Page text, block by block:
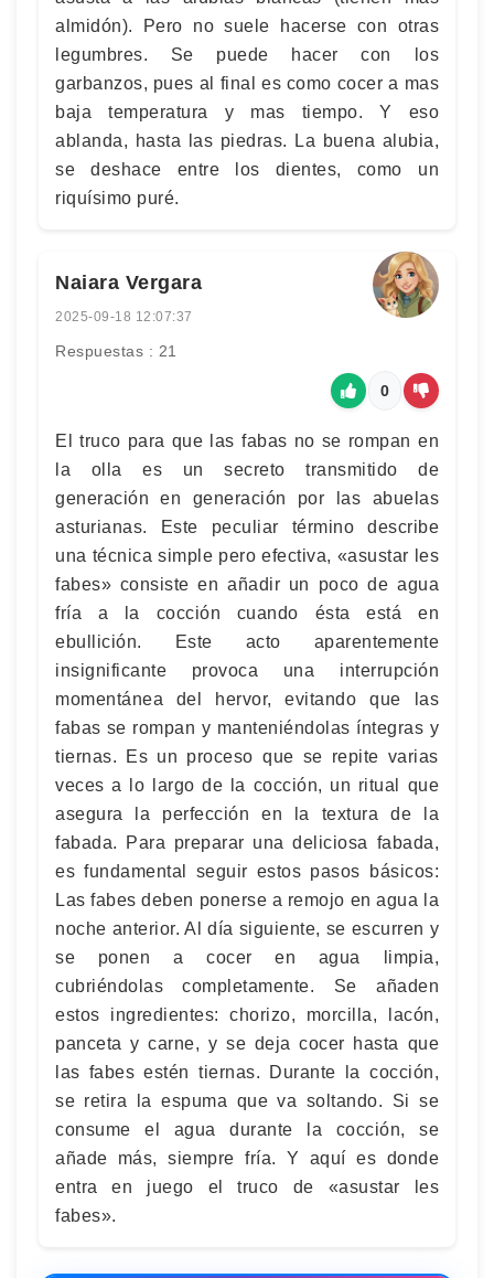
almidón). Pero no suele hacerse con otras
legumbres. Se puede hacer con los
garbanzos, pues al final es como cocer a mas
baja temperatura y mas tiempo. Y eso
ablanda, hasta las piedras. La buena alubia,
se deshace entre los dientes, como un
riquísimo puré.
Naiara Vergara
2025-09-18 12:07:37
Respuestas : 21
0
El truco para que las fabas no se rompan en
la olla es un secreto transmitido de
generación en generación por las abuelas
asturianas. Este peculiar término describe
una técnica simple pero efectiva, «asustar les
fabes» consiste en añadir un poco de agua
fría a la cocción cuando ésta está en
ebullición. Este acto aparentemente
insignificante provoca una interrupción
momentánea del hervor, evitando que las
fabas se rompan y manteniéndolas íntegras y
tiernas. Es un proceso que se repite varias
veces a lo largo de la cocción, un ritual que
asegura la perfección en la textura de la
fabada. Para preparar una deliciosa fabada,
es fundamental seguir estos pasos básicos:
Las fabes deben ponerse a remojo en agua la
noche anterior. Al día siguiente, se escurren y
se ponen a cocer en agua limpia,
cubriéndolas completamente. Se añaden
estos ingredientes: chorizo, morcilla, lacón,
panceta y carne, y se deja cocer hasta que
las fabes estén tiernas. Durante la cocción,
se retira la espuma que va soltando. Si se
consume el agua durante la cocción, se
añade más, siempre fría. Y aquí es donde
entra en juego el truco de «asustar les
fabes».